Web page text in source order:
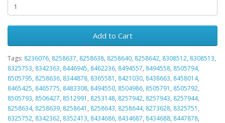
Add to Cart
Tags: 8236076, 8258637, 8258638, 8258640, 8258642, 8308512, 8308513,
8325753, 8342363, 8446945, 8462236, 8494557, 8494558, 8505794,
8505795, 8258636, 8344878, 8365581 , 8421030, 8438663, 8458014,
8465425, 8465775, 8483308, 8494550, 8504986, 8505791 , 8505792,
8505793, 8506427, 8512991 , 8253148, 8257942, 8257943, 8257944,
8258634, 8258639, 8258641 , 8258643, 8258644, 8273628, 8325751 ,
8325752, 8342362, 8352413, 8434686, 8434687, 8434688, 8447878,